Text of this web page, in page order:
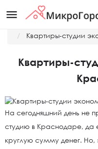
menu
Квартиры-студии
Квартиры-
На сегодняшний день не
студию в Краснодаре, да
круглую сумму денег. Но,